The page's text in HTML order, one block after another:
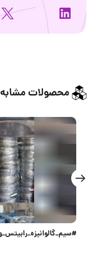
محصولات مشابه